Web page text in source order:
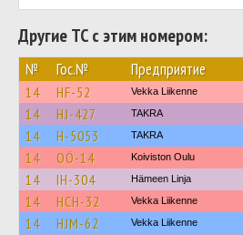
Другие ТС с этим номером:
№ Гос.№ Предприятие
14 HF-52 Vekka Liikenne
14 HJ-427 TAKRA
14 H-5053 TAKRA
14 OÖ-14 Koiviston Oulu
14 IH-304 Hämeen Linja
14 HCH-32 Vekka Liikenne
14 HJM-62 Vekka Liikenne